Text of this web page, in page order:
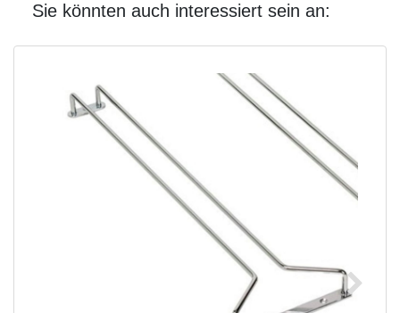
Sie könnten auch interessiert sein an: